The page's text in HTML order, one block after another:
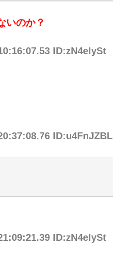
いのか？
ID:zN4eIySt
ID:u4FnJZBL
ID:zN4eIySt